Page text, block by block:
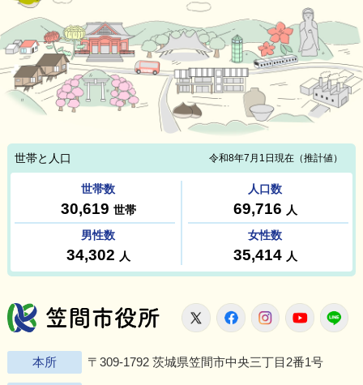
笠間市役所
X FacebookInstagram
本所 〒309-1792 茨城県笠間市中央三丁目2番1号